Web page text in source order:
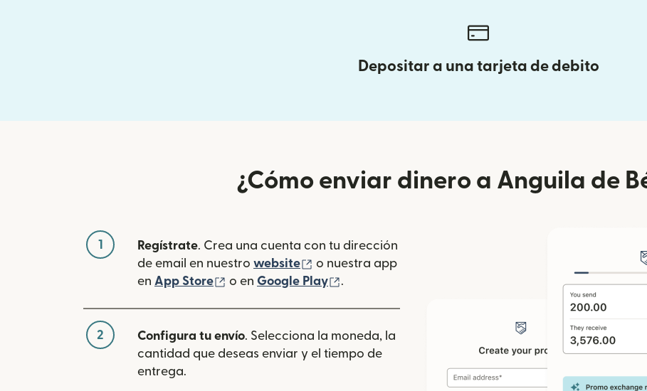
Depositar a una tarjeta de debito
¿Cómo enviar dinero a Anguila de
1 Regístrate. Crea una cuenta con tu dirección
de email en nuestro website (se abre en una ventana nueva)
o nuestra app
en App Store (se abre en una ventana nueva)
o en Google Play .
2 Configura tu envío. Selecciona la moneda, la
cantidad que deseas enviar y el tiempo de
entrega.